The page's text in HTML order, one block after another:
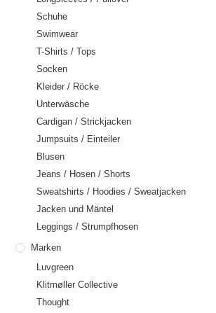
Schuhe
Swimwear
T-Shirts / Tops
Socken
Kleider / Röcke
Unterwäsche
Cardigan / Strickjacken
Jumpsuits / Einteiler
Blusen
Jeans / Hosen / Shorts
Sweatshirts / Hoodies / Sweatjacken
Jacken und Mäntel
Leggings / Strumpfhosen
Marken
Luvgreen
Klitmøller Collective
Thought